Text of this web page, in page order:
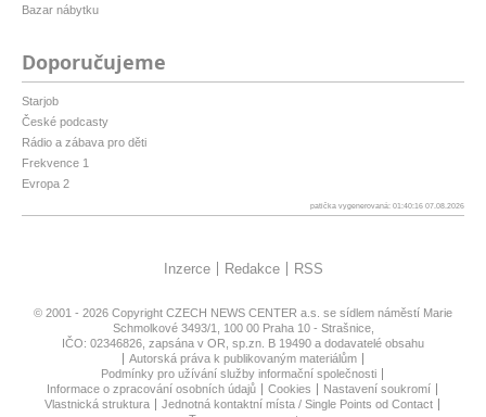
Bazar nábytku
Doporučujeme
Starjob
České podcasty
Rádio a zábava pro děti
Frekvence 1
Evropa 2
patička vygenerovaná: 01:40:16 07.08.2026
Inzerce Redakce RSS
© 2001 - 2026 Copyright CZECH NEWS CENTER a.s. se sídlem náměstí Marie
Schmolkové 3493/1, 100 00 Praha 10 - Strašnice,
IČO: 02346826, zapsána v OR, sp.zn. B 19490 a dodavatelé obsahu
Autorská práva k publikovaným materiálům
Podmínky pro užívání služby informační společnosti
Informace o zpracování osobních údajů
Cookies
Nastavení soukromí
Vlastnická struktura
Jednotná kontaktní místa / Single Points od Contact